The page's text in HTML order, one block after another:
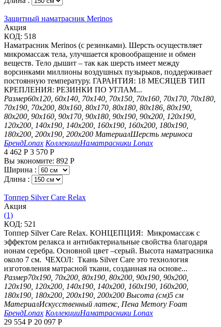
Защитный наматрасник Merinos
Aкция
КОД: 518
Наматрасник Merinos (с резинками). Шерсть осуществляет
микромассаж тела, улучшается кровообращение и обмен
веществ. Тело дышит – так как шерсть имеет между
ворсинками миллионы воздушных пузырьков, поддерживает
постоянную температуру. ГАРАНТИЯ: 18 МЕСЯЦЕВ ТИП
КРЕПЛЕНИЯ: РЕЗИНКИ ПО УГЛАМ...
Размер60х120, 60х140, 70х140, 70х150, 70х160, 70х170, 70х180,
70х190, 70х200, 80х160, 80х170, 80х180, 80х186, 80х190,
80х200, 90х160, 90х170, 90х180, 90х190, 90х200, 120х190,
120х200, 140х190, 140х200, 160х190, 160х200, 180х190,
180х200, 200х190, 200х200 МатериалШерсть мериноса
БрендLonax КоллекцииНаматрасники Lonax
4 462 Р 3 570 Р
Вы экономите: 892 Р
Ширина :
Длина :
Топпер Silver Care Relax
Aкция
(1)
КОД: 521
Топпер Silver Care Relax. КОНЦЕПЦИЯ: Микромассаж с
эффектом релакса и антибактериальные свойства благодаря
ионам серебра. Основной цвет –серый. Высота наматрасника
около 7 см. ЧЕХОЛ: Ткань Silver Care это технология
изготовления матрасной ткани, созданная на основе...
Размер70х190, 70х200, 80х190, 80х200, 90х190, 90х200,
120х190, 120х200, 140х190, 140х200, 160х190, 160х200,
180х190, 180х200, 200х190, 200х200 Высота (см)5 см
МатериалИскусственный латекс, Пена Memory Foam
БрендLonax КоллекцииНаматрасники Lonax
29 554 Р 20 097 Р